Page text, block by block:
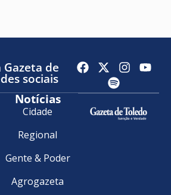
de
sociais
Notícias
Cidade
Regional
Gente & Poder
Agrogazeta